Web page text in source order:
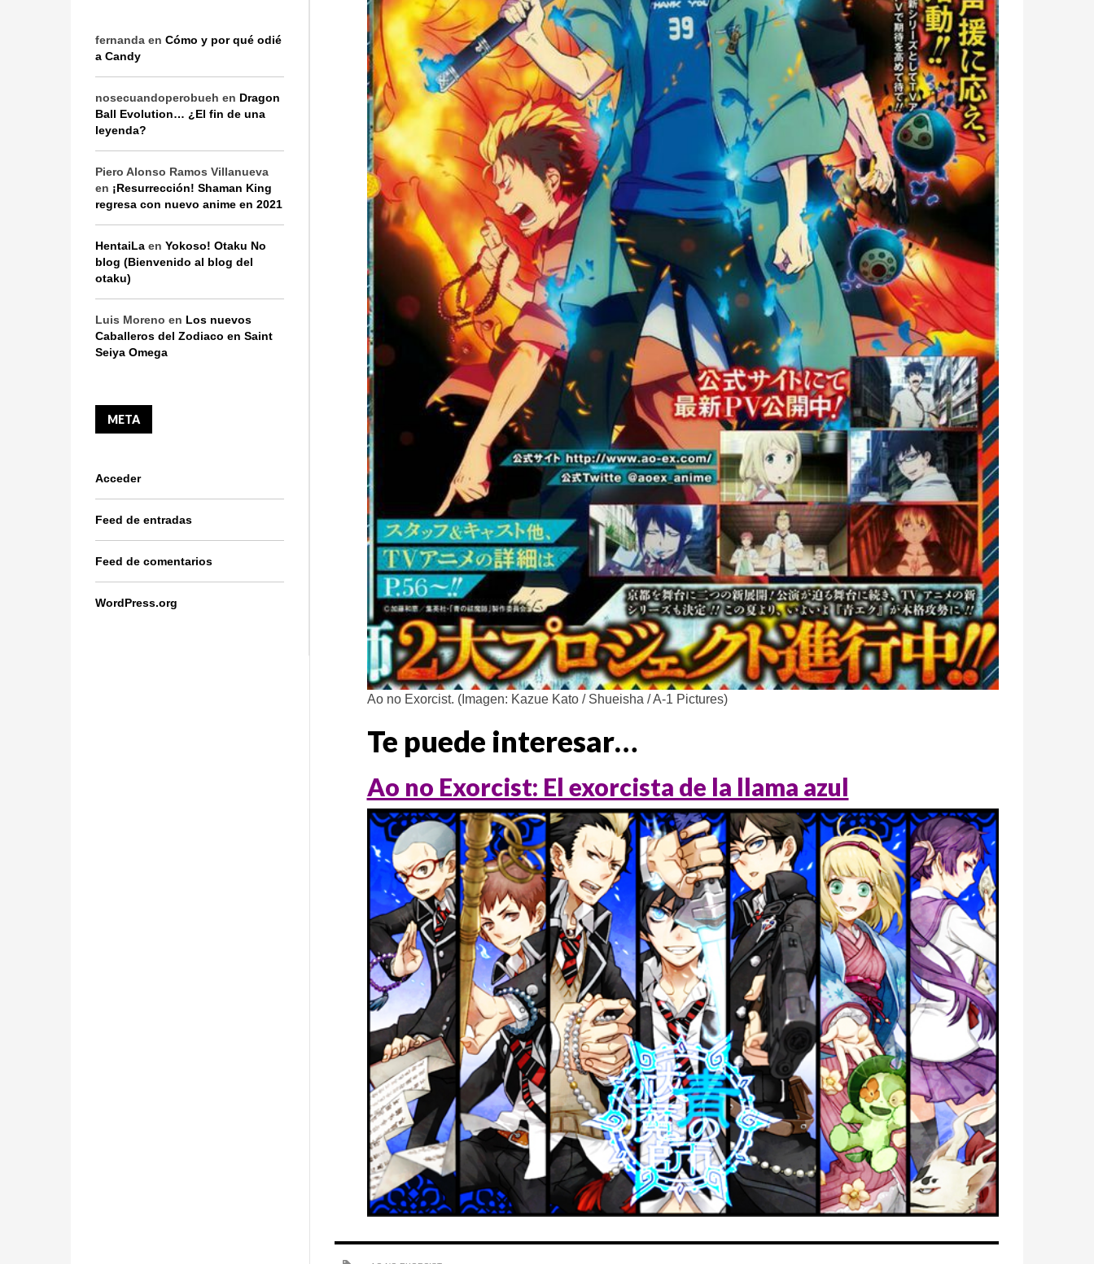
Ao no Exorcist. (Imagen: Kazue Kato / Shueisha / A-1 Pictures)
Te puede interesar…
Ao no Exorcist: El exorcista de la llama azul
fernanda en Cómo y por qué odié
a Candy
nosecuandoperobueh en Dragon
Ball Evolution… ¿El fin de una
leyenda?
Piero Alonso Ramos Villanueva
en ¡Resurrección! Shaman King
regresa con nuevo anime en 2021
HentaiLa en Yokoso! Otaku No
blog (Bienvenido al blog del
otaku)
Luis Moreno en Los nuevos
Caballeros del Zodiaco en Saint
Seiya Omega
META
Acceder
Feed de entradas
Feed de comentarios
WordPress.org